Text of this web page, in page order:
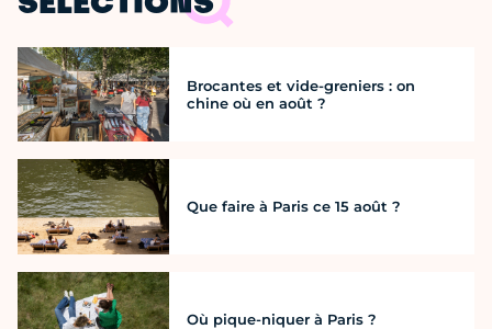
Brocantes et vide-greniers : on
chine où en août ?
Que faire à Paris ce 15 août ?
Où pique-niquer à Paris ?